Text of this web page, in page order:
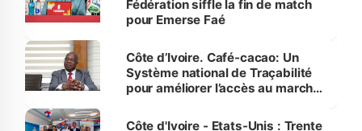
Fédération siffle la fin de match
pour Emerse Faé
Côte d’Ivoire. Café-cacao: Un
Système national de Traçabilité
pour améliorer l’accès au marché
Côte d'Ivoire - Etats-Unis : Trente